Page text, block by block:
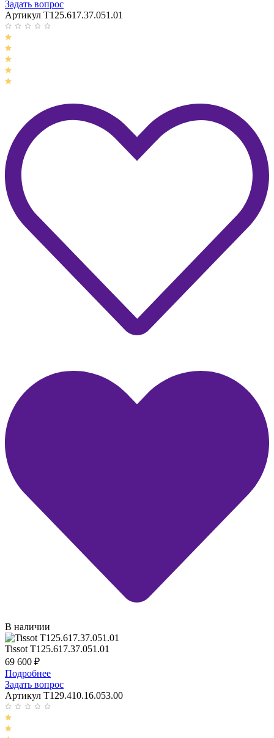
Задать вопрос
Артикул T125.617.37.051.01
В наличии
Tissot T125.617.37.051.01
69 600 ₽
Подробнее
Задать вопрос
Артикул T129.410.16.053.00